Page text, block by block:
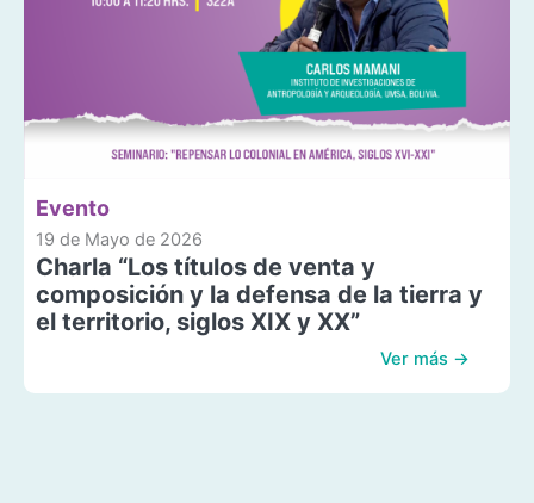
Evento
19 de Mayo de 2026
Charla “Los títulos de venta y
composición y la defensa de la tierra y
el territorio, siglos XIX y XX”
Ver más →